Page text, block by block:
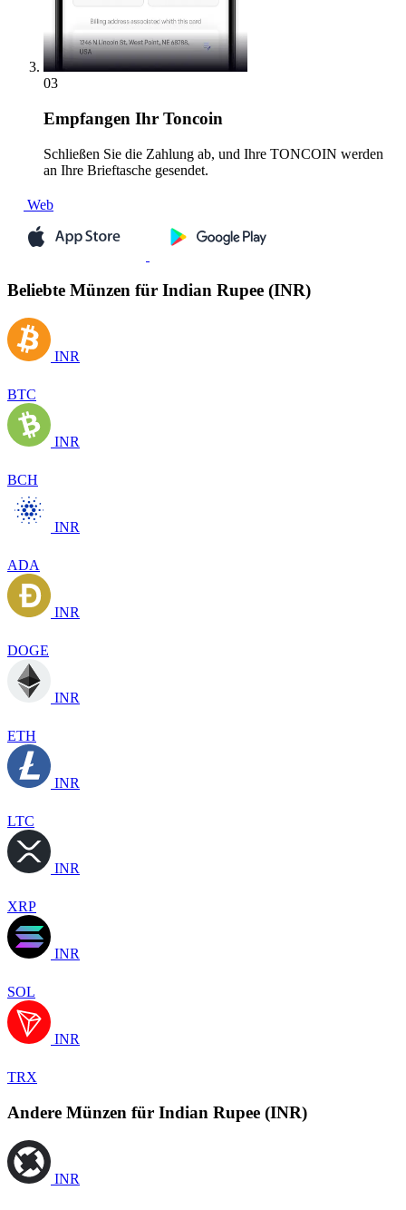
03
Empfangen Ihr Toncoin
Schließen Sie die Zahlung ab, und Ihre TONCOIN werden
an Ihre Brieftasche gesendet.
Web
Beliebte Münzen für Indian Rupee (INR)
INR
BTC
INR
BCH
INR
ADA
INR
DOGE
INR
ETH
INR
LTC
INR
XRP
INR
SOL
INR
TRX
Andere Münzen für Indian Rupee (INR)
INR